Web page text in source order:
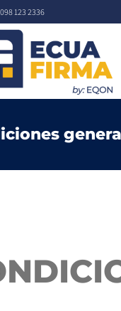
123 2336